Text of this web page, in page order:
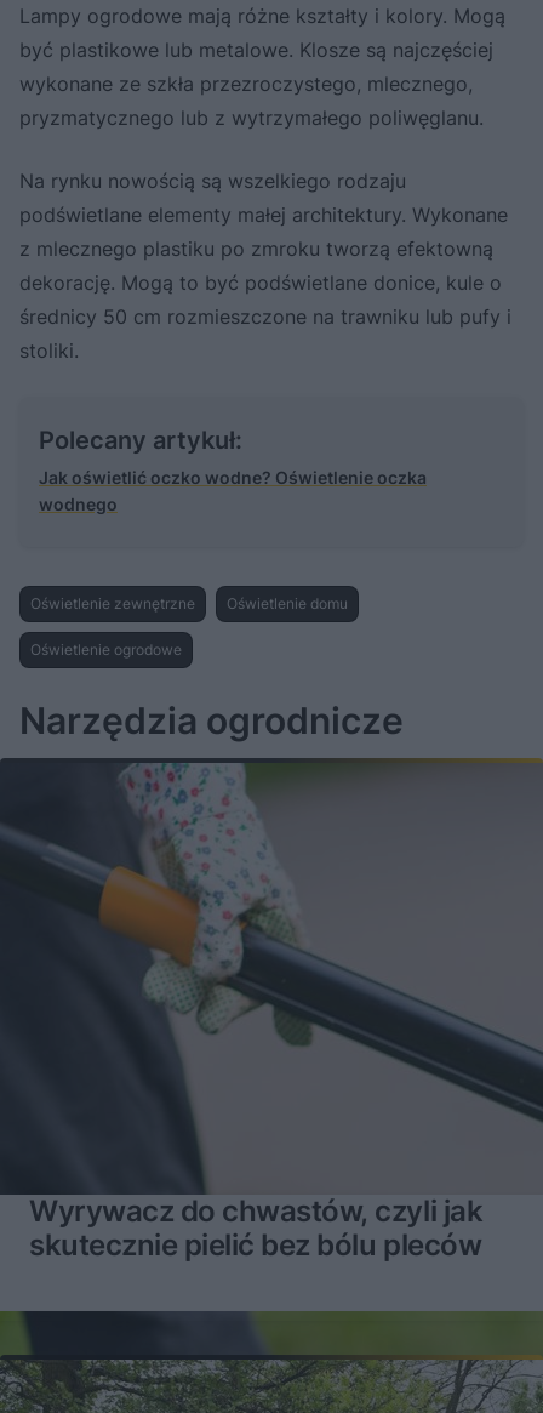
Lampy ogrodowe mają różne kształty i kolory. Mogą
być plastikowe lub metalowe. Klosze są najczęściej
wykonane ze szkła przezroczystego, mlecznego,
pryzmatycznego lub z wytrzymałego poliwęglanu.
Na rynku nowością są wszelkiego rodzaju
podświetlane elementy małej architektury. Wykonane
z mlecznego plastiku po zmroku tworzą efektowną
dekorację. Mogą to być podświetlane donice, kule o
średnicy 50 cm rozmieszczone na trawniku lub pufy i
stoliki.
Polecany artykuł:
Jak oświetlić oczko wodne? Oświetlenie oczka
wodnego
Oświetlenie zewnętrzne Oświetlenie domu
Oświetlenie ogrodowe
Narzędzia ogrodnicze
Wyrywacz do chwastów, czyli jak
skutecznie pielić bez bólu pleców